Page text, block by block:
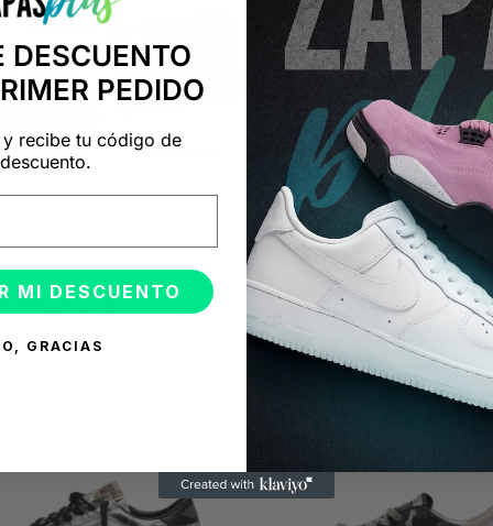
DESCUENTO
PEDIDO
y recibe tu código de
descuento.
MI DESCUENTO
GRACIAS